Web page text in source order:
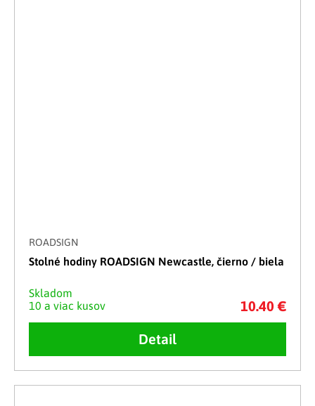
ROADSIGN
Stolné hodiny ROADSIGN Newcastle, čierno / biela
Skladom
10 a viac kusov
10.40 €
Detail